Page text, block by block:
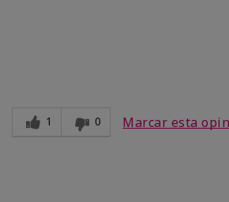
1 0 Marcar esta